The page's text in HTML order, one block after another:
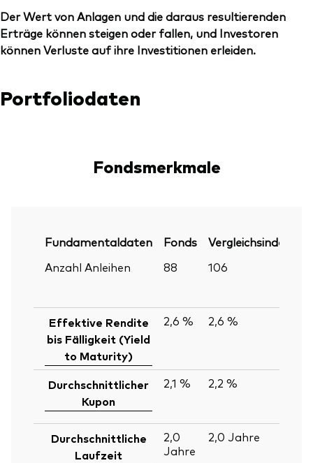
Der Wert von Anlagen und die daraus resultierenden
Erträge können steigen oder fallen, und Investoren
können Verluste auf ihre Investitionen erleiden.
Portfoliodaten
Fondsmerkmale
Fundamentaldaten Fonds Vergleichsindex
Anzahl Anleihen
88 106
Effektive Rendite
bis Fälligkeit (Yield
to Maturity)
2,6 % 2,6 %
Durchschnittlicher
Kupon
2,1 % 2,2 %
Durchschnittliche
Laufzeit
2,0
Jahre
2,0 Jahre